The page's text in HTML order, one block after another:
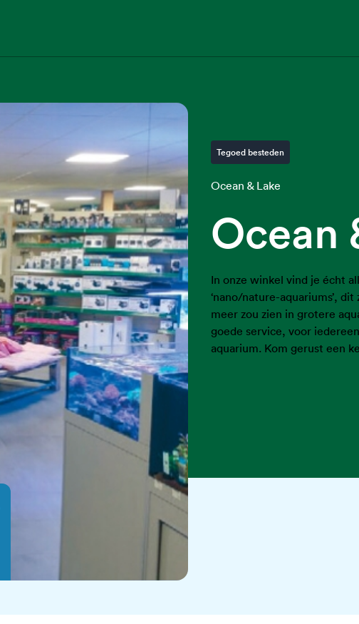
Tegoed besteden
Ocean & Lake
Ocean
In onze winkel vind je écht
‘nano/nature-aquariums’,
meer zou zien in grotere
goede service, voor
aquarium. Kom gerust een